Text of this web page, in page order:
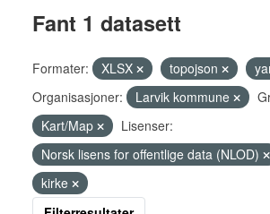
Fant 1 datasett
Formater: XLSX topojson
Organisasjoner:
Larvik kommune
Kart/Map
Lisenser:
Norsk lisens for offentlige data (NLOD)
kirke